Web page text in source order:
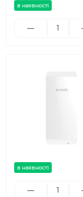
в наявності
в наявності